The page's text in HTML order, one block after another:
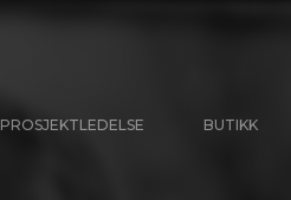
PROSJEKTLEDELSE BUTIKK